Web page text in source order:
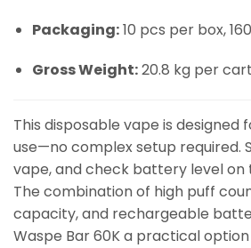
Packaging:10 pcs per box,
Gross Weight:20.8 kg per
This disposable vape is
use—no complex setup required.
vape, and check battery level on
The combination of high puff
capacity, and rechargeable
Waspe Bar 60K a practical